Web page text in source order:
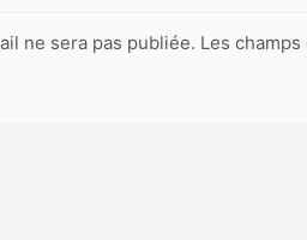
ne sera pas publiée. Les